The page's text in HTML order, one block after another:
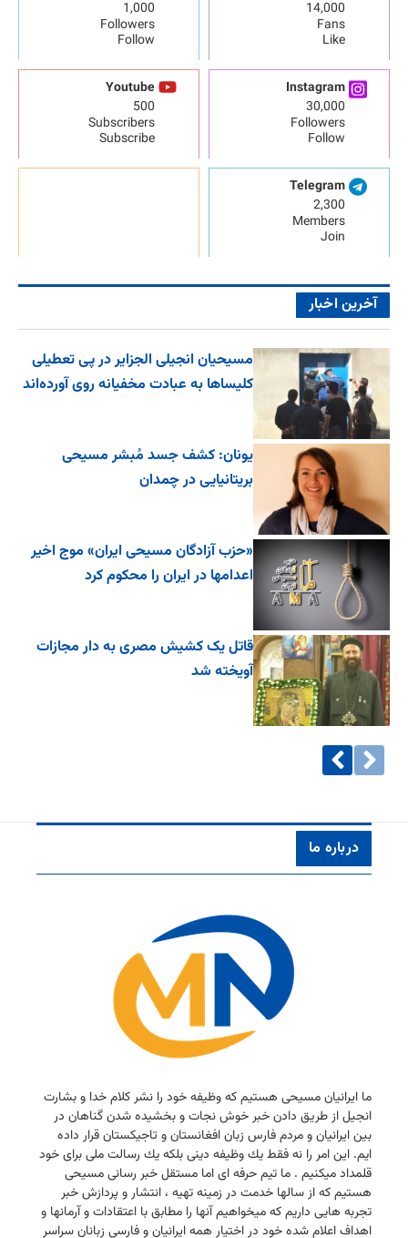
14,000
Fans
Like
1,000
Followers
Follow
Instagram
30,000
Followers
Follow
Youtube
500
Subscribers
Subscribe
Telegram
2,300
Members
Join
آخرین اخبار
مسیحیان انجیلی الجزایر در پی تعطیلی
کلیساها به عبادت مخفیانه روی آورده‌اند
یونان: کشف جسد مُبشر مسیحی
بریتانیایی در چمدان
«حزب آزادگان مسیحی ایران» موج اخیر
اعدامها در ایران را محکوم کرد
قاتل یک کشیش مصری به دار مجازات
آویخته شد
درباره ما
ما ایرانیان مسیحی هستیم كه وظیفه خود را نشر كلام خدا و بشارت
انجیل از طریق دادن خبر خوش نجات و بخشیده شدن گناهان در
بین ایرانیان و مردم فارس زبان افغانستان و تاجیكستان قرار داده
ایم. این امر را نه فقط یك وظیفه دینی بلكه یك رسالت ملی برای خود
قلمداد میكنیم . ما تیم حرفه ای اما مستقل خبر رسانی مسیحی
هستیم كه از سالها خدمت در زمینه تهیه ، انتشار و پردازش خبر
تجربه هایی داریم كه میخواهیم آنها را مطابق با اعتقادات و آرمانها و
اهداف اعلام شده خود در اختیار همه ایرانیان و فارسی زبانان سراسر